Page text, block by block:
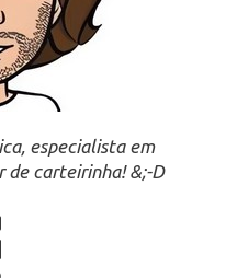
especialista em
de carteirinha! &;-D